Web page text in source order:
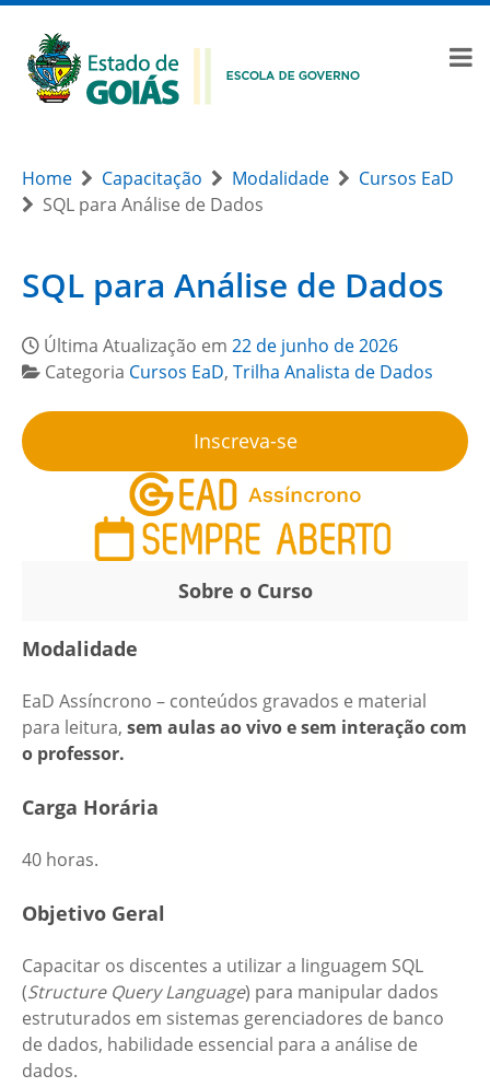
Home Capacitação Modalidade
Cursos EaD
SQL para Análise de Dados
SQL para Análise de Dados
Última Atualização em 22 de junho de 2026
Categoria Cursos EaD, Trilha Analista de Dados
Inscreva-se
Sobre o Curso
Modalidade
EaD Assíncrono – conteúdos gravados e material
para leitura, sem aulas ao vivo e sem interação com
o professor.
Carga Horária
40 horas.
Objetivo Geral
Capacitar os discentes a utilizar a linguagem SQL
(Structure Query Language) para manipular dados
estruturados em sistemas gerenciadores de banco
de dados, habilidade essencial para a análise de
dados.